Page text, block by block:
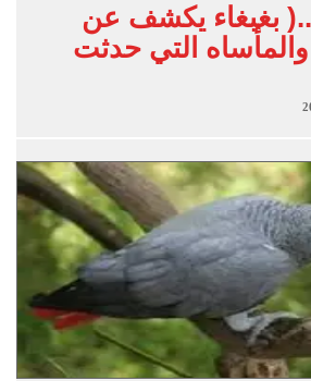
..( بغبغاء يكشف عن
التي حدثت